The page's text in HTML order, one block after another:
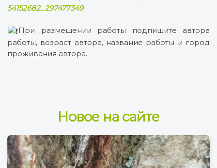
54152682_297477349
При размещении работы подпишите автора
работы, возраст автора, название работы и город
проживания автора.
Новое на сайте